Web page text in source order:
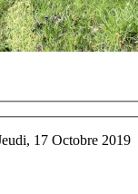
17 Octobre 2019